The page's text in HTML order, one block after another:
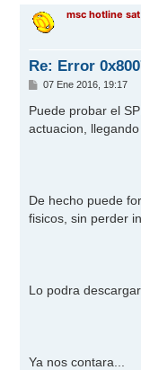
msc hotline sat
Re: Error
M
n
s
a
07 Ene 2016, 19:17
Puede probar el
actuacion,
De hecho puede
fisicos, sin perder
Lo podra
Ya nos contara...